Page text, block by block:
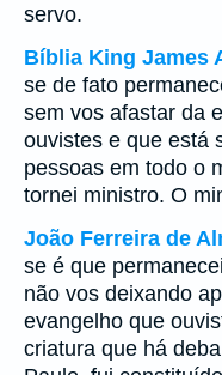
servo.
Bíblia King James
se de fato
sem vos afastar da
ouvistes e que está
pessoas em todo o
tornei ministro. O
João Ferreira de
se é que
não vos deixando
evangelho que
criatura que há